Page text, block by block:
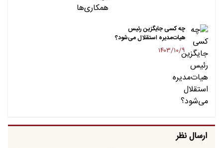
چه کسی جایگزین رئیس
هیات‌مدیره استقلال می‌شود؟
۱۴۰۳/۱۰/۹
ارسال نظر